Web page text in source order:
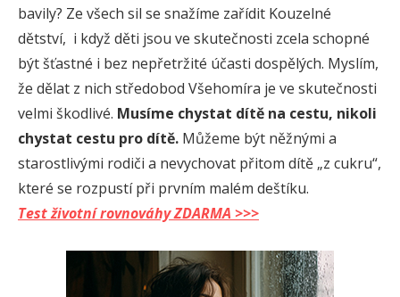
bavily? Ze všech sil se snažíme zařídit Kouzelné
dětství, i když děti jsou ve skutečnosti zcela schopné
být šťastné i bez nepřetržité účasti dospělých. Myslím,
že dělat z nich středobod Všehomíra je ve skutečnosti
velmi škodlivé. Musíme chystat dítě na cestu, nikoli
chystat cestu pro dítě. Můžeme být něžnými a
starostlivými rodiči a nevychovat přitom dítě „z cukru“,
které se rozpustí při prvním malém deštíku.
Test životní rovnováhy ZDARMA >>>